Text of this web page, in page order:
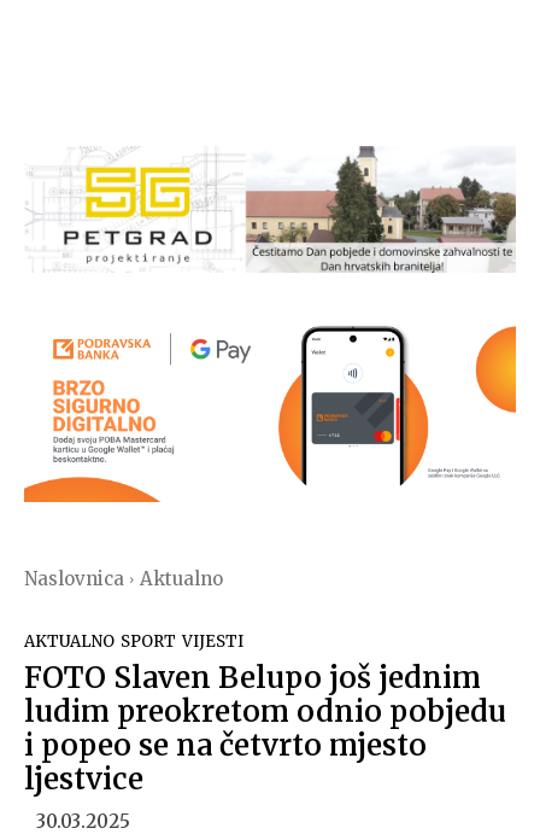
Naslovnica Aktualno
AKTUALNO SPORT VIJESTI
FOTO Slaven Belupo još jednim
ludim preokretom odnio pobjedu
i popeo se na četvrto mjesto
ljestvice
30.03.2025